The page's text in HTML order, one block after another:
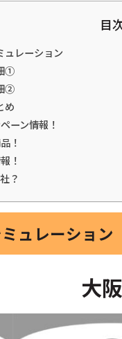
目
ュレーション
①
②
め
ーン情報！
！
！
？
ュレーション
大